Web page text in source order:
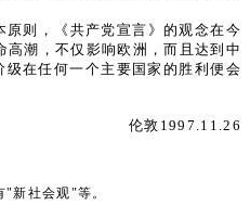
则，《共产党宣言》的观念在今
潮，不仅影响欧洲，而且达到中
在任何一个主要国家的胜利便会
伦敦1997.11.26
新社会观"等。